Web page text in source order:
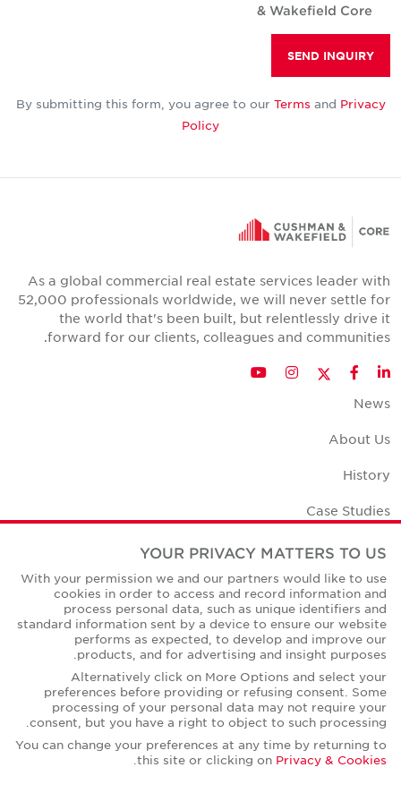
& Wakefield Core
SEND INQUIRY
By submitting this form, you agree to our Terms and Privacy
Policy
As a global commercial real estate services leader with
52,000 professionals worldwide, we will never settle for
the world that's been built, but relentlessly drive it
forward for our clients, colleagues and communities.
LinkedIn
Facebook
Twitter
Instagram
YouTube
News
About Us
History
Case Studies
Office Space Calculator
Careers
Contact Us
Office Locations
Corporate Social Responsibility
YOUR PRIVACY MATTERS TO US
With your permission we and our partners would like to use
cookies in order to access and record information and
process personal data, such as unique identifiers and
standard information sent by a device to ensure our website
performs as expected, to develop and improve our
products, and for advertising and insight purposes.
Alternatively click on More Options and select your
preferences before providing or refusing consent. Some
processing of your personal data may not require your
consent, but you have a right to object to such processing.
You can change your preferences at any time by returning to
this site or clicking on Privacy & Cookies